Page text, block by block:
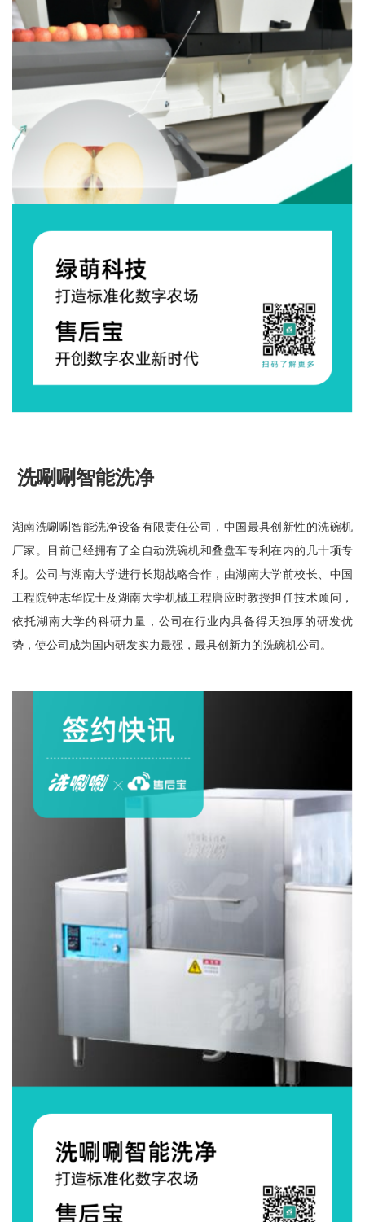
洗唰唰智能洗净
湖南洗唰唰智能洗净设备有限责任公司，中国最具创新性的洗碗机
厂家。目前已经拥有了全自动洗碗机和叠盘车专利在内的几十项专
利。公司与湖南大学进行长期战略合作，由湖南大学前校长、中国
工程院钟志华院士及湖南大学机械工程唐应时教授担任技术顾问，
依托湖南大学的科研力量，公司在行业内具备得天独厚的研发优
势，使公司成为国内研发实力最强，最具创新力的洗碗机公司。